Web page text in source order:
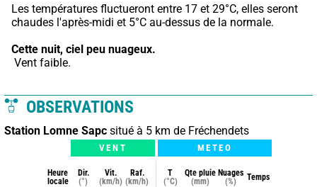
Les températures fluctueront entre 17 et 29°C, elles seront
chaudes l'après-midi et 5°C au-dessus de la normale.
Cette nuit, ciel peu nuageux.
Vent faible.
OBSERVATIONS
Station Lomne Sapc situé à 5 km de Fréchendets
VENT METEO
Heure
locale
Dir.
(°)
Vit.
(km/h)
Raf.
(km/h)
T
(°C)
Qte pluie
(mm)
Nuages
(%)
Temps